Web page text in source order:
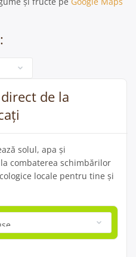
de la
solul, apa și
combaterea schimbărilor
locale pentru tine și